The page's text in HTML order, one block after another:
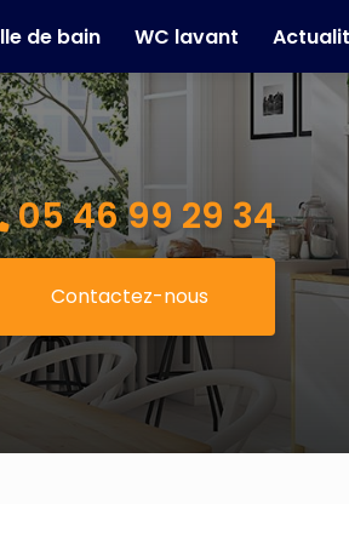
de bain WC lavant
05 46 99 29 34
Contactez-nous